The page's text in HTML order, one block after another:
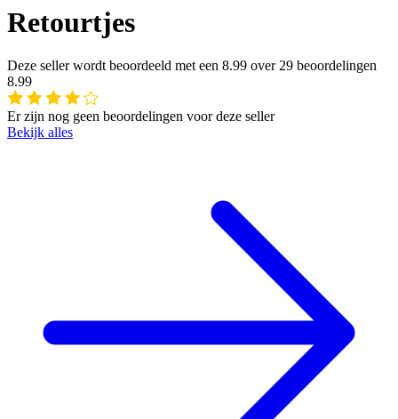
Retourtjes
Deze seller wordt beoordeeld met een 8.99 over 29 beoordelingen
8.99
Er zijn nog geen beoordelingen voor deze seller
Bekijk alles